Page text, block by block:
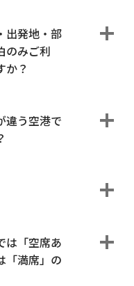
出発地・部
のみご利
か？
違う空港で
は「空席あ
「満席」の